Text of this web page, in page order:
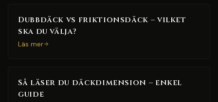
Dubbdäck vs friktionsdäck – vilket
ska du välja?
Läs mer
Så läser du däckdimension – enkel
guide